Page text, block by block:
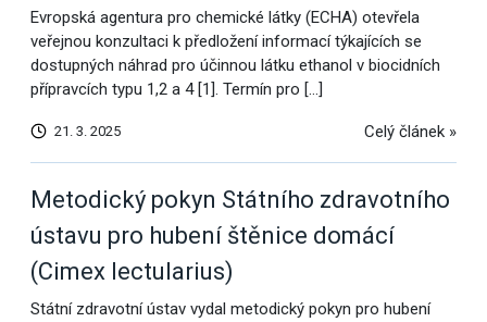
Evropská agentura pro chemické látky (ECHA) otevřela
veřejnou konzultaci k předložení informací týkajících se
dostupných náhrad pro účinnou látku ethanol v biocidních
přípravcích typu 1,2 a 4 [1]. Termín pro […]
21. 3. 2025 Celý článek »
Metodický pokyn Státního zdravotního
ústavu pro hubení štěnice domácí
(Cimex lectularius)
Státní zdravotní ústav vydal metodický pokyn pro hubení